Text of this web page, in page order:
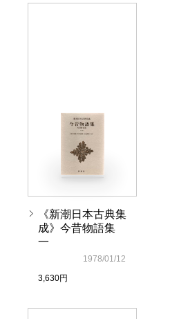
《新潮日本古典集
成》今昔物語集
一
3,630円
1978/01/12